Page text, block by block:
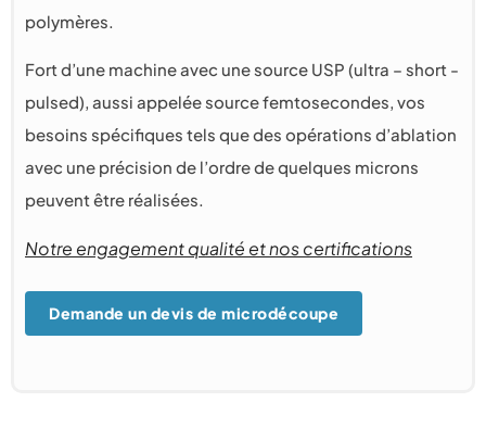
polymères.
Fort d’une machine avec une source USP (ultra – short -
pulsed), aussi appelée source femtosecondes, vos
besoins spécifiques tels que des opérations d’ablation
avec une précision de l’ordre de quelques microns
peuvent être réalisées.
Notre engagement qualité et nos certifications
Demande un devis de microdécoupe